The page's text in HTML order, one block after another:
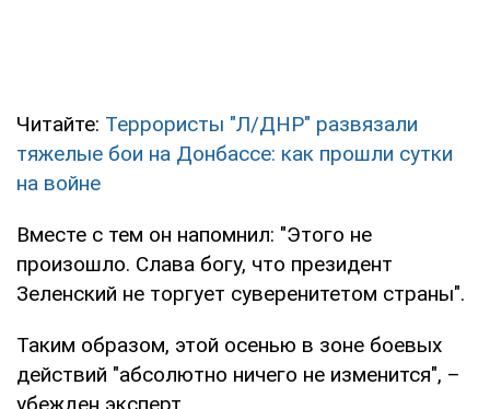
Читайте: Террористы "Л/ДНР" развязали
тяжелые бои на Донбассе: как прошли сутки
на войне
Вместе с тем он напомнил: "Этого не
произошло. Слава богу, что президент
Зеленский не торгует суверенитетом страны".
Таким образом, этой осенью в зоне боевых
действий "абсолютно ничего не изменится", –